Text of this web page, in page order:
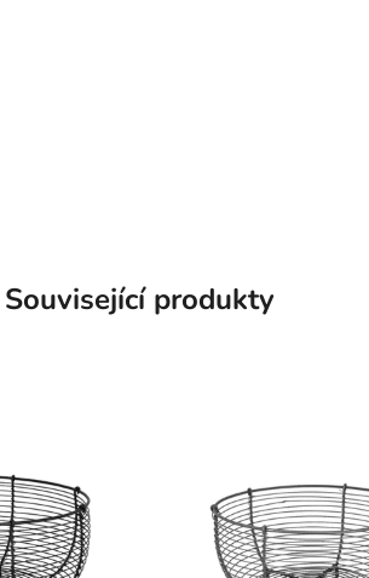
Související produkty